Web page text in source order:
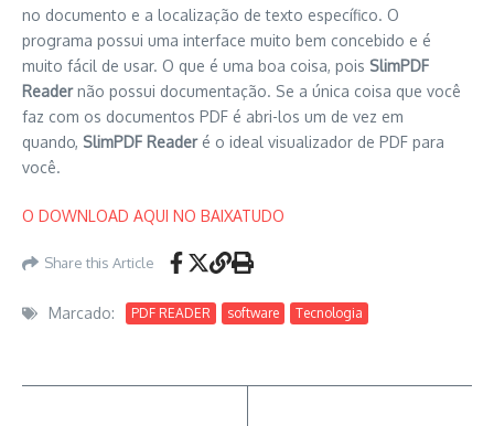
no documento e a localização de texto específico. O
programa possui uma interface muito bem concebido e é
muito fácil de usar. O que é uma boa coisa, pois SlimPDF
Readernão possui documentação. Se a única coisa que você
faz com os documentos PDF é abri-los um de vez em
quando, SlimPDF Readeré o ideal visualizador de PDF para
você.
O DOWNLOAD AQUI NO BAIXATUDO
Share this Article
Marcado: PDF READER software Tecnologia